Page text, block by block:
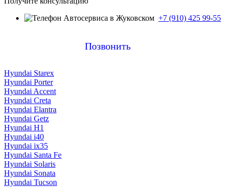
+7 (910) 425 99-55
Позвонить
Hyundai Starex
Hyundai Porter
Hyundai Accent
Hyundai Creta
Hyundai Elantra
Hyundai Getz
Hyundai H1
Hyundai i40
Hyundai ix35
Hyundai Santa Fe
Hyundai Solaris
Hyundai Sonata
Hyundai Tucson